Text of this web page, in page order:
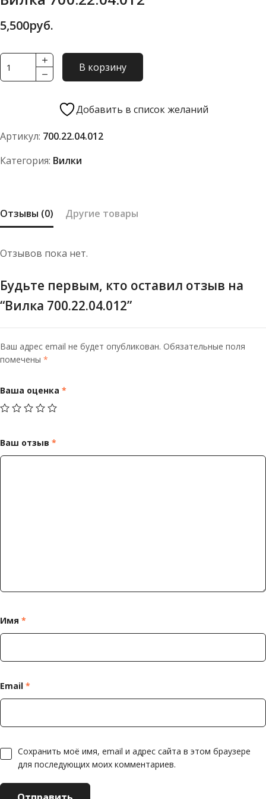
5,500руб.
Количество
товара
В корзину
Добавить в список желаний
Артикул: 700.22.04.012
Категория: Вилки
Отзывы (0) Другие товары
Отзывов пока нет.
Будьте первым, кто оставил отзыв на
“Вилка 700.22.04.012”
Ваш адрес email не будет опубликован. Обязательные поля
помечены *
Ваша оценка *
Ваш отзыв *
Имя *
Email *
Сохранить моё имя, email и адрес сайта в этом браузере
для последующих моих комментариев.